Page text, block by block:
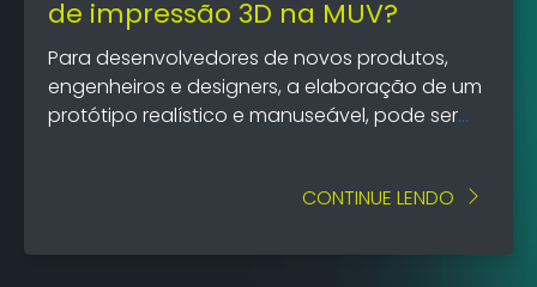
de impressão 3D na MUV?
Para desenvolvedores de novos produtos,
engenheiros e designers, a elaboração de um
protótipo realístico e manuseável, pode ser
CONTINUE LENDO